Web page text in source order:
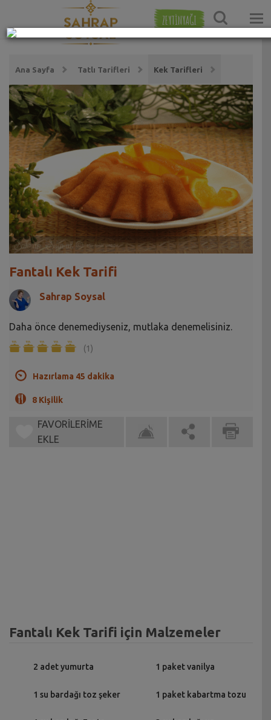
ZEYTİNYAĞI
Ana Sayfa Tatlı Tarifleri Kek Tarifleri
Fantalı Kek Tarifi
Sahrap Soysal
Daha önce denemediyseniz, mutlaka denemelisiniz.
(1)
Hazırlama 45 dakika
8 Kişilik
FAVORİLERİME
EKLE
Fantalı Kek Tarifi için Malzemeler
2 adet yumurta
1 su bardağı toz şeker
1 paket vanilya
1 paket kabartma tozu